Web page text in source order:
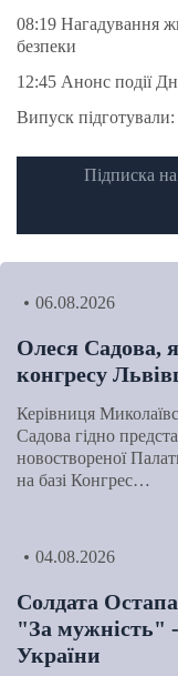
08:19 Нагадування
безпеки
12:45 Анонс події
Випуск
Підписка
06.08.2026
Олеся Садова,
конгресу
Керівниця
Садова гідно
новоствореної
на базі Конгрес…
04.08.2026
Солдата
"За мужність" -
України